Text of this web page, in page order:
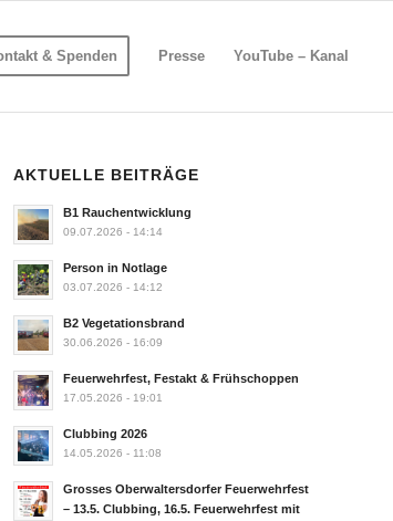
& Spenden Presse YouTube – Kanal
AKTUELLE BEITRÄGE
B1 Rauchentwicklung
09.07.2026 - 14:14
Person in Notlage
03.07.2026 - 14:12
B2 Vegetationsbrand
30.06.2026 - 16:09
Feuerwehrfest, Festakt & Frühschoppen
17.05.2026 - 19:01
Clubbing 2026
14.05.2026 - 11:08
Grosses Oberwaltersdorfer Feuerwehrfest
– 13.5. Clubbing, 16.5. Feuerwehrfest mit